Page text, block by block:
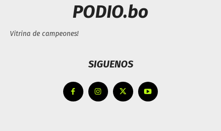
PODIO.bo
Vitrina de campeones!
SIGUENOS